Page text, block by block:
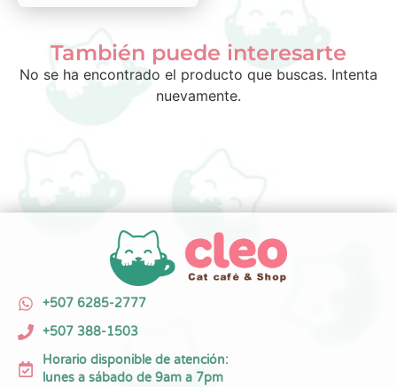
También puede interesarte
No se ha encontrado el producto que buscas. Intenta
nuevamente.
+507 6285-2777
+507 388-1503
Horario disponible de atención:
lunes a sábado de 9am a 7pm